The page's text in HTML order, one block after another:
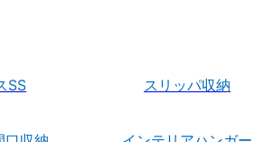
SS スリッパ収納